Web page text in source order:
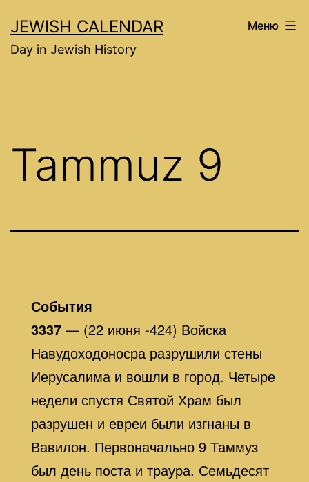
содержимому
JEWISH CALENDAR
Day in Jewish History
Меню
Tammuz 9
События
3337— (22 июня -424) Войска
Навудоходоносра разрушили стены
Иерусалима и вошли в город. Четыре
недели спустя Святой Храм был
разрушен и евреи были изгнаны в
Вавилон. Первоначально 9 Таммуз
был день поста и траура. Семьдесят